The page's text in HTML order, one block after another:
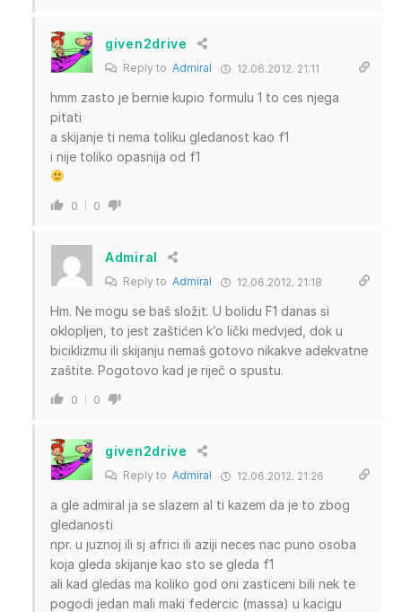
given2drive
Reply to Admiral 12.06.2012. 21:11
hmm zasto je bernie kupio formulu 1 to ces njega
pitati
a skijanje ti nema toliku gledanost kao f1
i nije toliko opasnija od f1
0 0
Admiral
Reply to Admiral 12.06.2012. 21:18
Hm. Ne mogu se baš složit. U bolidu F1 danas si
oklopljen, to jest zaštićen k’o lički medvjed, dok u
biciklizmu ili skijanju nemaš gotovo nikakve adekvatne
zaštite. Pogotovo kad je riječ o spustu.
0 0
given2drive
Reply to Admiral 12.06.2012. 21:26
a gle admiral ja se slazem al ti kazem da je to zbog
gledanosti
npr. u juznoj ili sj africi ili aziji neces nac puno osoba
koja gleda skijanje kao sto se gleda f1
ali kad gledas ma koliko god oni zasticeni bili nek te
pogodi jedan mali maki federcic (massa) u kacigu